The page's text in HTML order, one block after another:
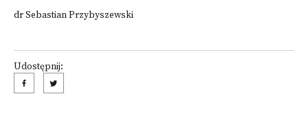
dr Sebastian Przybyszewski
Udostępnij: